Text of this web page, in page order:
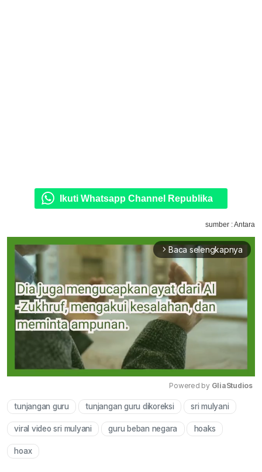
Ikuti Whatsapp Channel Republika
sumber : Antara
arrow_forward_ios Baca selengkapnya
Mute
Powered by GliaStudios
tunjangan guru tunjangan guru dikoreksi sri mulyani
viral video sri mulyani guru beban negara hoaks
hoax